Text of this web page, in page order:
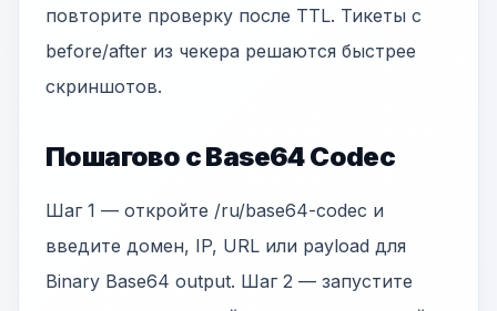
повторите проверку после TTL. Тикеты с
before/after из чекера решаются быстрее
скриншотов.
Пошагово с Base64 Codec
Шаг 1 — откройте /ru/base64-codec и
введите домен, IP, URL или payload для
Binary Base64 output. Шаг 2 — запустите